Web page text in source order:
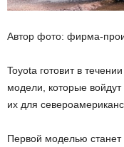
Автор фото: фирма-
Toyota готовит в
модели, которые
их для
Первой моделью